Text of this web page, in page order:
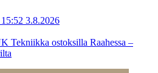
3.8.2026
Tekniikka ostoksilla Raahessa –